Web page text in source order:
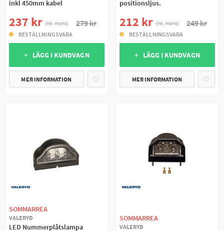
inkl 450mm kabel
237 kr (ink. moms) 279 kr
BESTÄLLNINGSVARA
+ LÄGG I KUNDVAGN
MER INFORMATION
positionsljus.
212 kr (ink. moms) 249 kr
BESTÄLLNINGSVARA
+ LÄGG I KUNDVAGN
MER INFORMATION
SOMMARREA
VALERYD
LED Nummerplåtslampa
SOMMARREA
VALERYD